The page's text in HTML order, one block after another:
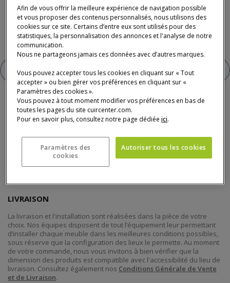
261 €
* Prix TTC conseillé, hors livraison (tarifs en magasin).
AJOUTER À VOTRE SÉLECTION
BOUT DE CANAPÉ
Paiement, livraison, délais et service après-
vente
LIVRAISON
La livraison et l'installation sont réalisées dans la pièce de votre
choix. Nos équipes disposent de tout l’équipement leur permettant
d’installer chaque meuble dans les meilleures conditions possibles,
sous réserve que la configuration des lieux le permette. Au moment
de votre commande, nous vous invitons à bien vérifier que la
dimension des produits est compatible avec l'accessibilité du lieu de
livraison. Consultez également nos Conditions Générale de Vente
et de Livraison.
Afin de vous offrir la meilleure expérience de navigation possible
et vous proposer des contenus personnalisés, nous utilisons des
cookies sur ce site. Certains d’entre eux sont utilisés pour des
statistiques, la personnalisation des annonces et l'analyse de notre
communication.
Nous ne partageons jamais ces données avec d’autres marques.
Vous pouvez accepter tous les cookies en cliquant sur « Tout
accepter » ou bien gérer vos préférences en cliquant sur «
Paramètres des cookies ».
Vous pouvez à tout moment modifier vos préférences en bas de
toutes les pages du site cuircenter.com.
Pour en savoir plus, consultez notre page dédiéeici.
Paramètres des
cookies
Autoriser tous les cookies